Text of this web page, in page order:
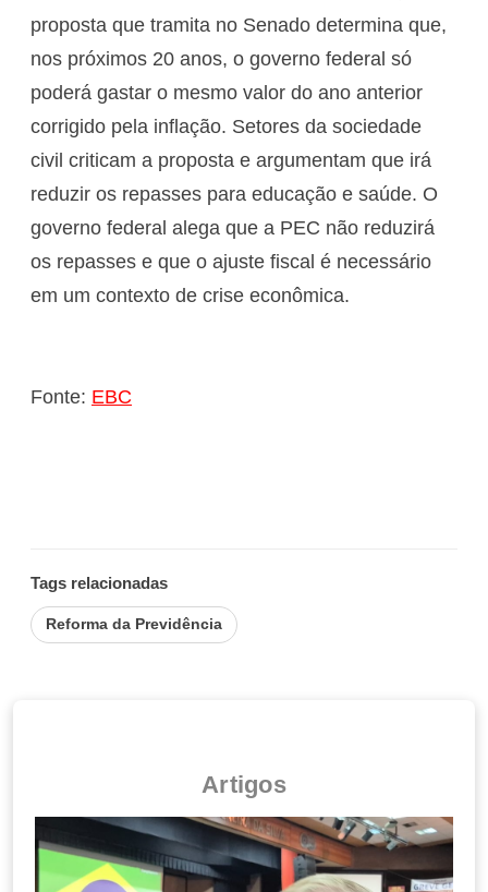
proposta que tramita no Senado determina que,
nos próximos 20 anos, o governo federal só
poderá gastar o mesmo valor do ano anterior
corrigido pela inflação. Setores da sociedade
civil criticam a proposta e argumentam que irá
reduzir os repasses para educação e saúde. O
governo federal alega que a PEC não reduzirá
os repasses e que o ajuste fiscal é necessário
em um contexto de crise econômica.
Fonte: EBC
Tags relacionadas
Reforma da Previdência
Artigos